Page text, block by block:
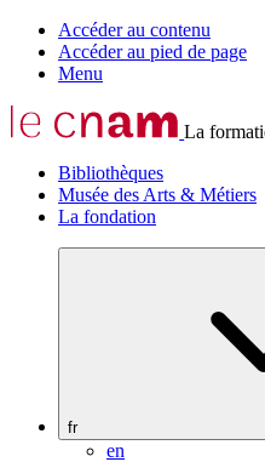
Accéder au contenu
Accéder au pied de page
Menu
La
Bibliothèques
Musée des Arts & Métiers
La fondation
fr
en